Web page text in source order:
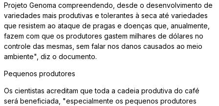
Projeto Genoma compreendendo, desde o desenvolvimento de
variedades mais produtivas e tolerantes à seca até variedades
que resistem ao ataque de pragas e doenças que, anualmente,
fazem com que os produtores gastem milhares de dólares no
controle das mesmas, sem falar nos danos causados ao meio
ambiente", diz o documento.
Pequenos produtores
Os cientistas acreditam que toda a cadeia produtiva do café
será beneficiada, "especialmente os pequenos produtores